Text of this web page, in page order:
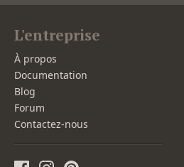
L'entreprise
À propos
Documentation
Blog
Forum
Contactez-nous